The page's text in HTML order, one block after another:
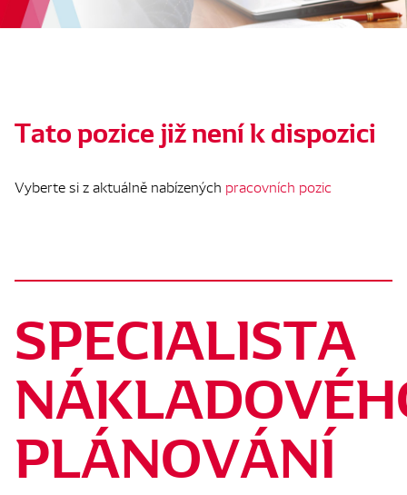
Tato pozice již není k dispozici
Vyberte si z aktuálně nabízených pracovních pozic
SPECIALISTA
PLÁNOVÁNÍ